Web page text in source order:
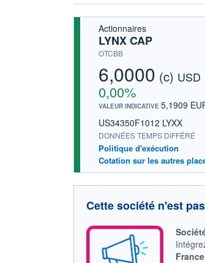
Actionnaires
LYNX CAP
OTCBB
6,0000 (c) USD
0,00%
VALEUR INDICATIVE 5,1909
US34350F1012 LYXX
DONNÉES TEMPS DIFFÉRÉ
Politique d'exécution
Cotation sur les autres
Cette société n'est
France